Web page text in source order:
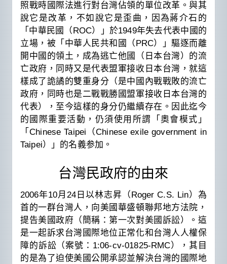
照戰時國際法進行對台灣佔領的單位改革。與其
說它是改革，不如說它是歪曲，因為蔣介石的
「中華民國（ROC）」於1949年失去代表中國的
立場，被「中華人民共和國（PRC）」驅逐而離
開中國的領土，成為逃亡他國（日本台灣）的流
亡政府，同時又是代表盟軍接收日本台灣，就這
樣成了詭譎的雙重身分（是中國內戰戰敗的流亡
政府，同時也是二戰戰勝國盟軍接收日本台灣的
代表），至今這樣的身分仍繼續存在。因此迄今
的國際重要活動，仍須使用所謂「奧會模式」
「Chinese Taipei（Chinese exile government in
Taipei）」的名義参加。
台灣民政府的由來
2006年10月24日以林志昇（Roger C.S. Lin）為
首的一群台灣人，向美國華盛頓聯邦地方法院，
提告美國政府（簡稱：第一次對美國訴訟）。這
是一起訴求台灣國際地位正常化和台灣人人權保
障的訴訟（案號：1:06-cv-01825-RMC），其目
的是為了迫使美國公開承認並解決台灣的國際地